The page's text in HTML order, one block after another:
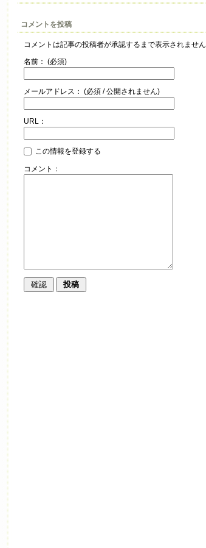
コメントを投稿
コメントは記事の投稿者が承認するまで表示されません
名前： (必須)
メールアドレス： (必須 / 公開されません)
URL：
この情報を登録する
コメント：